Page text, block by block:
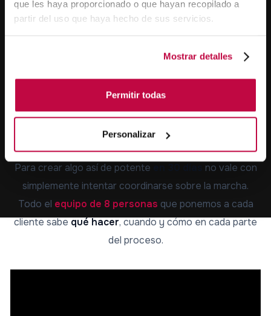
que les haya proporcionado o que hayan recopilado a
partir del uso que haya hecho de sus servicios.
Mostrar detalles
Permitir todas
Personalizar
CÓMO CREAMOS
EL SISTEMA
COMPLETO
Para crear algo así de potente
no vale con
simplemente intentar coordinarse sobre la marcha.
Todo el equipo de 8 personas que ponemos a cada
cliente sabe qué hacer, cuando y cómo en cada parte
del proceso.